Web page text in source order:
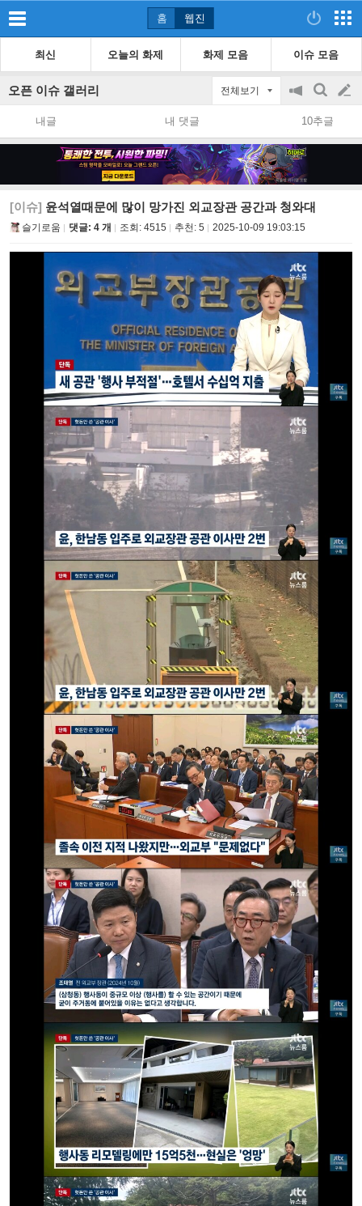
홈 웹진
최신 오늘의 화제 화제 모음 이슈 모음
오픈 이슈 갤러리 전체보기
공
지
on/off
검
색
글
쓰
내글 내 댓글 10추글
[이슈] 윤석열때문에 많이 망가진 외교장관 공간과 청와대
슬기로움 댓글: 4 개 조회: 4515 추천: 5 2025-10-09 19:03:15